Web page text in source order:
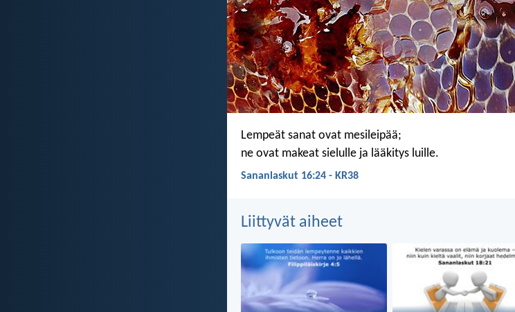
Lempeät sanat ovat mesileipää;
ne ovat makeat sielulle ja lääkitys luille.
Sananlaskut 16:24 - KR38
Liittyvät aiheet